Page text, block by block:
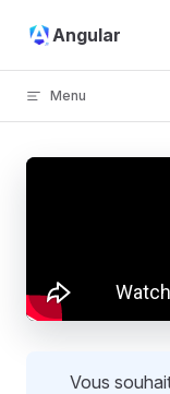
Skip to content
Angular
Menu
Vous